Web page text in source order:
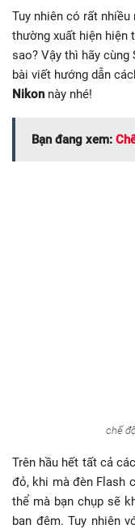
Tuy nhiên có rất
thường xuất hiện hiện
sao? Vậy thì hãy
bài viết hướng dẫn
Nikon này nhé!
Bạn đang xem:
chế
Trên hầu hết tất cả
đỏ, khi mà đèn Flash
thể mà bạn chụp sẽ
ban đêm. Tuy nhiên